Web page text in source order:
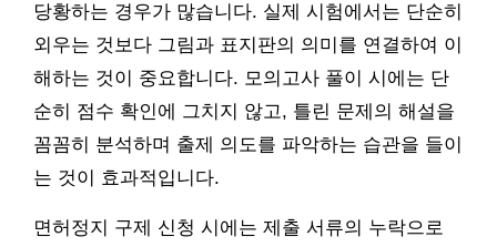
당황하는 경우가 많습니다. 실제 시험에서는 단순히
외우는 것보다 그림과 표지판의 의미를 연결하여 이
해하는 것이 중요합니다. 모의고사 풀이 시에는 단
순히 점수 확인에 그치지 않고, 틀린 문제의 해설을
꼼꼼히 분석하며 출제 의도를 파악하는 습관을 들이
는 것이 효과적입니다.
면허정지 구제 신청 시에는 제출 서류의 누락으로